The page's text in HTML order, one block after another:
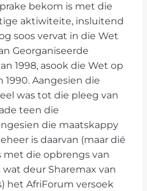
bekom is met die
aktiwiteite, insluitend
soos vervat in die Wet
Georganiseerde
1998, asook die Wet op
1990. Aangesien die
was tot die pleeg van
teen die
die maatskappy
is daarvan (maar dié
met die opbrengs van
deur Sharemax van
het AfriForum versoek